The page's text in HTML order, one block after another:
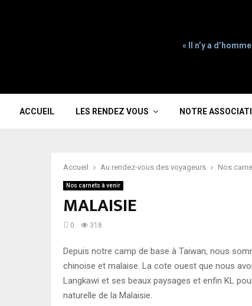
« Il n’y a
ACCUEIL LES RENDEZ VOUS NOTRE
Accueil Au rendez-vous des voyageurs Nos
Nos carnets à venir
MALAISIE
0 318
Depuis notre camp de base à Taiwan, nous
chinoise et malaise. La cote ouest que nous
Langkawi et ses beaux paysages et enfin KL
naturelle de la Malaisie.